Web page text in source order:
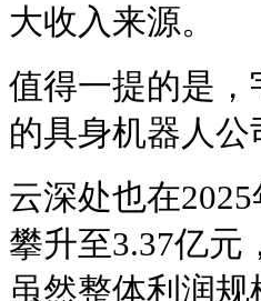
大收入来源。
值得一提的是，
的具身机器人公
云深处也在
攀升至3.37亿元
虽然整体利润